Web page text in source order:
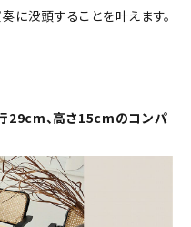
に没頭することを叶えます。
29cm、高さ15cmのコンパ